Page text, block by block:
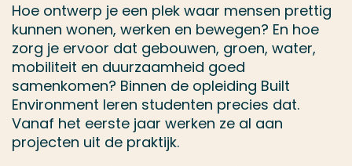
Hoe ontwerp je een plek waar mensen prettig
kunnen wonen, werken en bewegen? En hoe
zorg je ervoor dat gebouwen, groen, water,
mobiliteit en duurzaamheid goed
samenkomen? Binnen de opleiding Built
Environment leren studenten precies dat.
Vanaf het eerste jaar werken ze al aan
projecten uit de praktijk.